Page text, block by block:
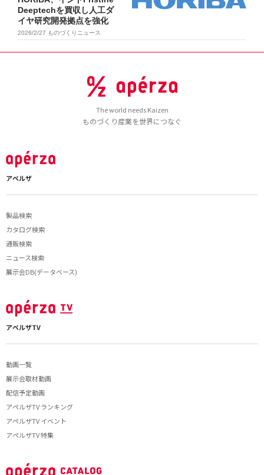
Deeptechを買収し人工ダ
イヤ研究開発拠点を強化
2026/2/27 ものづくりニュース
The world needs Kaizen
ものづくり産業を世界につなぐ
アペルザ
製品検索
カタログ検索
通販検索
ニュース検索
展示会DB(データベース)
アペルザTV
動画一覧
展示会取材動画
配信予定動画
アペルザTV ランキング
アペルザTV イベント
アペルザTV 特集